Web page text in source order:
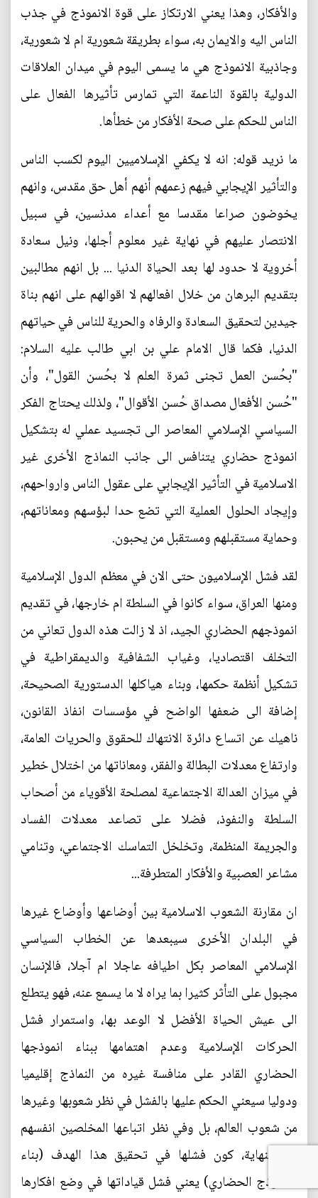
والأفكار، وهذا يعني الارتكاز على قوة الانموذج في جذب
الناس اليه والايمان به، سواء بطريقة شعورية ام لا شعورية،
وجاذبية الانموذج هي ما يسمى اليوم في ميدان العلاقات
الدولية بالقوة الناعمة التي تمارس تأثيرها الفعال على
الناس للحكم على صحة الأفكار من خطأها.
ما نريد قوله: انه لا يكفي الإسلاميين اليوم لكسب الناس
والتأثير الإيجابي فيهم زعمهم أنهم أهل حق مقدس، وانهم
يخوضون صراعا مقدسا مع أعداء مدنسين، في سبيل
الانتصار عليهم في نهاية غير معلوم أجلها، ونيل سعادة
أخروية لا حدود لها بعد الحياة الدنيا ... بل انهم مطالبين
بتقديم البرهان من خلال افعالهم لا اقوالهم على انهم بناة
جيدين لتحقيق السعادة والرفاه والحرية للناس في حياتهم
الدنيا، فكما قال الامام علي بن ابي طالب عليه السلام:
"بحُسن العمل تجنى ثمرة العلم لا بحُسن القول"، وأن
"حُسن الأفعال مصداق حُسن الأقوال"، ولذلك يحتاج الفكر
السياسي الإسلامي المعاصر الى تجسيد عملي له بتشكيل
انموذج حضاري يتنافس الى جانب النماذج الأخرى غير
الاسلامية في التأثير الإيجابي على عقول الناس وارواحهم،
وإيجاد الحلول العملية التي تضع حدا لبؤسهم ومعاناتهم،
وحماية مستقبلهم ومستقبل من يحبون.
لقد فشل الإسلاميون حتى الان في معظم الدول الإسلامية
ومنها العراق، سواء كانوا في السلطة ام خارجها، في تقديم
انموذجهم الحضاري الجيد، اذ لا زالت هذه الدول تعاني من
التخلف اقتصاديا، وغياب الشفافية والديمقراطية في
تشكيل أنظمة حكمها، وبناء هياكلها الدستورية الصحيحة،
إضافة الى ضعفها الواضح في مؤسسات انفاذ القانون،
ناهيك عن اتساع دائرة الانتهاك للحقوق والحريات العامة،
وارتفاع معدلات البطالة والفقر، ومعاناتها من اختلال خطير
في ميزان العدالة الاجتماعية لمصلحة الأقوياء من أصحاب
السلطة والنفوذ، فضلا على تصاعد معدلات الفساد
والجريمة المنظمة، وتخلخل التماسك الاجتماعي، وتنامي
مشاعر العصبية والأفكار المتطرفة...
ان مقارنة الشعوب الاسلامية بين أوضاعها وأوضاع غيرها
في البلدان الأخرى سيبعدها عن الخطاب السياسي
الإسلامي المعاصر بكل اطيافه عاجلا ام آجلا، فالإنسان
مجبول على التأثر كثيرا بما يراه لا ما يسمع عنه، فهو يتطلع
الى عيش الحياة الأفضل لا الوعد بها، واستمرار فشل
الحركات الإسلامية وعدم اهتمامها ببناء انموذجها
الحضاري القادر على منافسة غيره من النماذج إقليميا
ودوليا سيعني الحكم عليها بالفشل في نظر شعوبها وغيرها
من شعوب العالم، بل وفي نظر اتباعها المخلصين انفسهم
في النهاية، كون فشلها في تحقيق هذا الهدف (بناء
الانموذج الحضاري) يعني فشل قياداتها في وضع افكارها